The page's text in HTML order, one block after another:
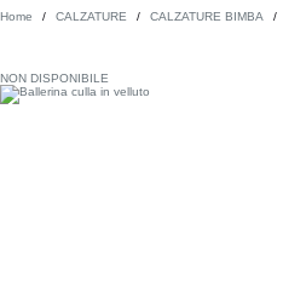
Home / CALZATURE / CALZATURE BIMBA /
NON DISPONIBILE